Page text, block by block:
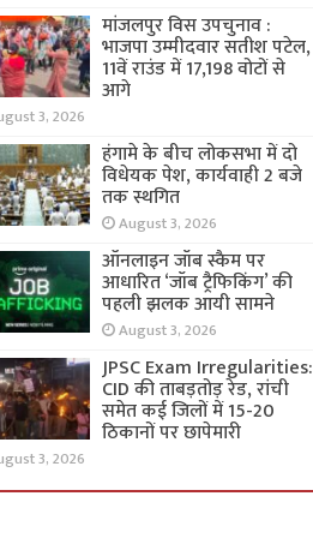
मांजलपुर विस उपचुनाव :
भाजपा उम्मीदवार सतीश पटेल,
11वें राउंड में 17,198 वोटों से
आगे
3, 2026
हंगामे के बीच लोकसभा में दो
विधेयक पेश, कार्यवाही 2 बजे
तक स्थगित
August 3, 2026
ऑनलाइन जॉब स्कैम पर
आधारित ‘जॉब ट्रैफिकिंग’ की
पहली झलक आयी सामने
August 3, 2026
JPSC Exam Irregularities:
CID की ताबड़तोड़ रेड, रांची
समेत कई जिलों में 15-20
ठिकानों पर छापेमारी
3, 2026